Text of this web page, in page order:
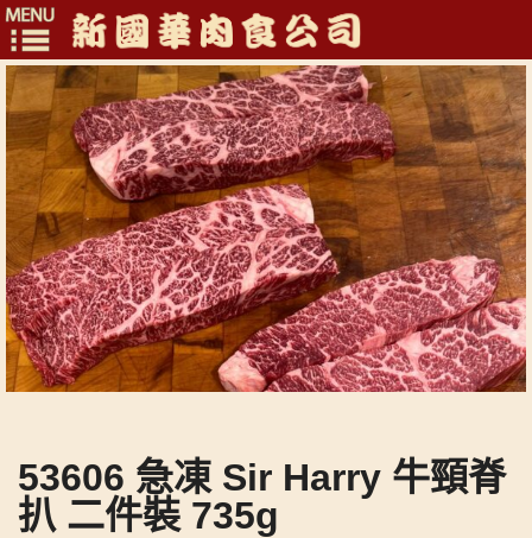
Toggle
navigation
53606 急凍 Sir Harry 牛頸脊
扒 二件裝 735g